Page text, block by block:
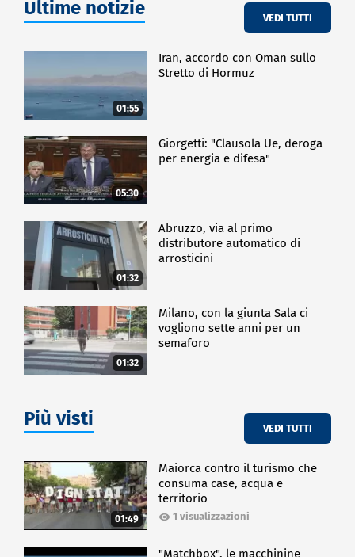
Ultime notizie VEDI TUTTI
01:55
Iran, accordo con Oman sullo
Stretto di Hormuz
05:30
Giorgetti: "Clausola Ue, deroga
per energia e difesa"
01:32
Abruzzo, via al primo
distributore automatico di
arrosticini
01:32
Milano, con la giunta Sala ci
vogliono sette anni per un
semaforo
Più visti VEDI TUTTI
01:49
Maiorca contro il turismo che
consuma case, acqua e
territorio
1 visualizzazioni
"Matchbox", le macchinine